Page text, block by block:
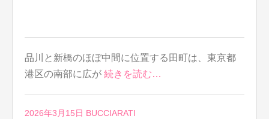
品川と新橋のほぼ中間に位置する田町は、東京都
港区の南部に広が 続きを読む…
2026年3月15日 BUCCIARATI